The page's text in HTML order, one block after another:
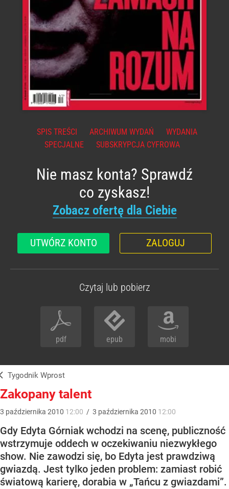
SPIS TREŚCI ARCHIWUM WYDAŃ
WYDANIA
SPECJALNE
SUBSKRYPCJA CYFROWA
Nie masz konta? Sprawdź
co zyskasz!
Zobacz ofertę dla Ciebie
UTWÓRZ KONTO ZALOGUJ
Czytaj lub pobierz
pdf epub mobi
Tygodnik Wprost
Zakopany talent
3 października 2010 12:00 / 3 października 2010 12:00
Gdy Edyta Górniak wchodzi na scenę, publiczność
wstrzymuje oddech w oczekiwaniu niezwykłego
show. Nie zawodzi się, bo Edyta jest prawdziwą
gwiazdą. Jest tylko jeden problem: zamiast robić
światową karierę, dorabia w „Tańcu z gwiazdami”.